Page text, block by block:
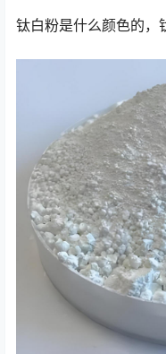
钛白粉是什么颜色的，